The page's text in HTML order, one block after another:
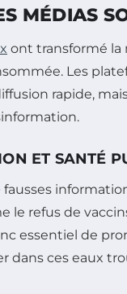
MÉDIAS
ont transformé la
Les
rapide,
ET SANTÉ
fausses
le refus de
essentiel de
dans ces eaux